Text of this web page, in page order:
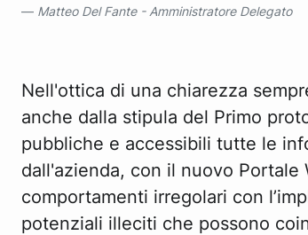
Matteo Del Fante - Amministratore Delegato
Nell'ottica di una chiarezza
anche dalla stipula del Primo
pubbliche e accessibili tutte le
dall'azienda, con il nuovo
comportamenti irregolari con
potenziali illeciti che possono